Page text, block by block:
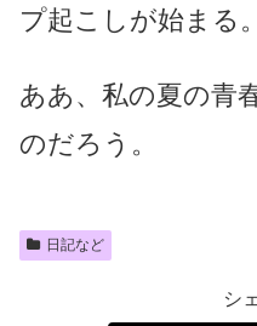
プ起こしが始まる。
ああ、私の夏の青
のだろう。
日記など
シ